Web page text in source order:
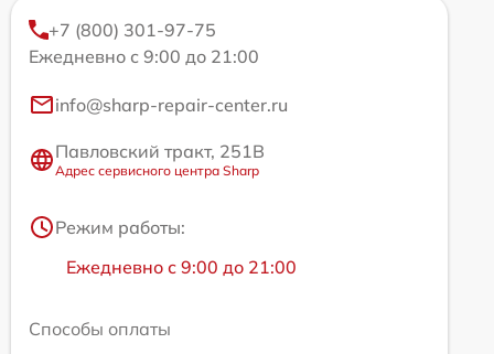
+7 (800) 301-97-75
Ежедневно с 9:00 до 21:00
info@sharp-repair-center.ru
Павловский тракт, 251В
Адрес сервисного центра Sharp
Режим работы:
Ежедневно с 9:00 до 21:00
Способы оплаты